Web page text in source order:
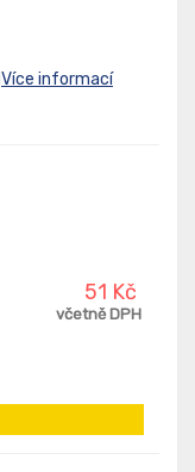
Více informací
51 Kč
včetně DPH